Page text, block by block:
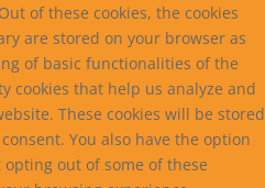
of these cookies, the cookies
are stored on your browser as
of basic functionalities of the
cookies that help us analyze and
These cookies will be stored
You also have the option
out of some of these